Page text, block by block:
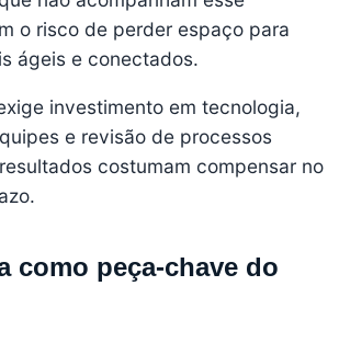
o risco de perder espaço para
ágeis e conectados.
investimento em tecnologia,
e revisão de processos
costumam compensar no
como peça-chave do